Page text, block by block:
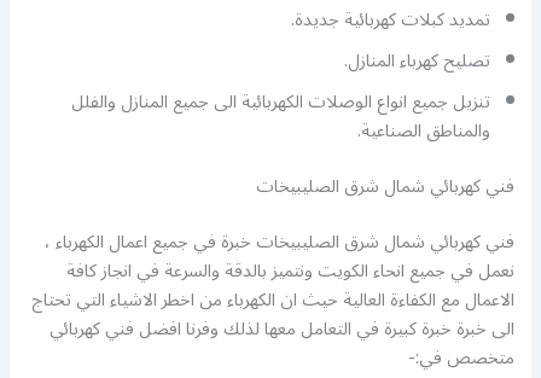
تمديد كبلات كهربائية جديدة.
تصليح كهرباء المنازل.
تنزيل جميع انواع الوصلات الكهربائية الى جميع المنازل والفلل
والمناطق الصناعية.
فني كهربائي شمال شرق الصليبيخات
فني كهربائي شمال شرق الصليبيخات خبرة في جميع اعمال الكهرباء ،
نعمل في جميع انحاء الكويت ونتميز بالدقة والسرعة في انجاز كافة
الاعمال مع الكفاءة العالية حيث ان الكهرباء من اخطر الاشياء التي تحتاج
الى خبرة خبرة كبيرة في التعامل معها لذلك وفرنا افضل فني كهربائي
متخصص في:-